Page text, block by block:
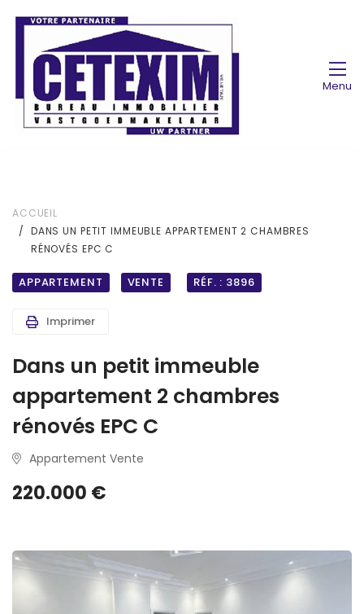
Menu
ACCUEIL
DANS UN PETIT IMMEUBLE APPARTEMENT 2 CHAMBRES
RÉNOVÉS EPC C
APPARTEMENT VENTE RÉF. : 3896
Imprimer
Dans un petit immeuble
appartement 2 chambres
rénovés EPC C
Appartement Vente
220.000 €